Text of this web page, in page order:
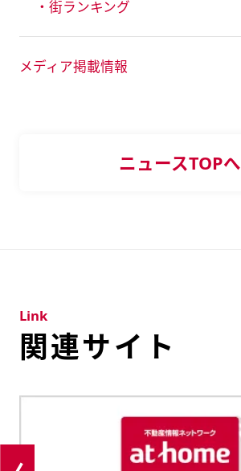
・街ランキング
メディア掲載情報
ニュースTOPへ
関連サイト
Link